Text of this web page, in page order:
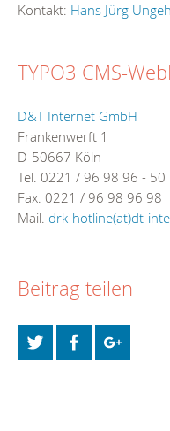
Kontakt: Hans Jürg
TYPO3 CMS-
D&T Internet GmbH
Frankenwerft 1
D-50667 Köln
Tel. 0221 / 96 98 96 - 50
Fax. 0221 / 96 98 96 98
Mail. drk-hotline(at)dt-
Beitrag teilen